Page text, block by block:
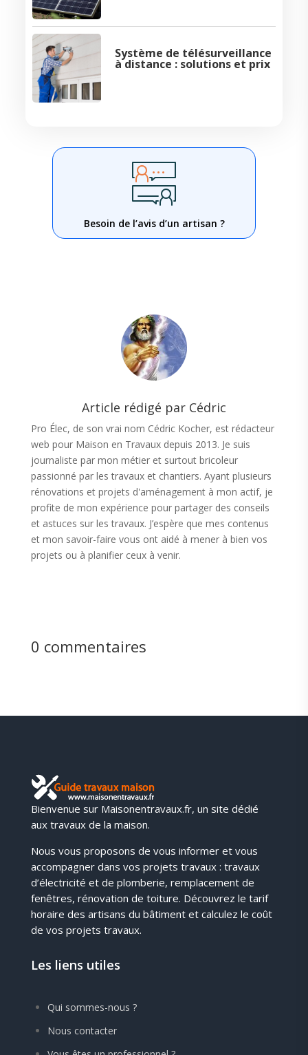
Système de télésurveillance
à distance : solutions et prix
Besoin de l’avis d’un artisan ?
Article rédigé par Cédric
Pro Élec, de son vrai nom Cédric Kocher, est rédacteur
web pour Maison en Travaux depuis 2013. Je suis
journaliste par mon métier et surtout bricoleur
passionné par les travaux et chantiers. Ayant plusieurs
rénovations et projets d'aménagement à mon actif, je
profite de mon expérience pour partager des conseils
et astuces sur les travaux. J’espère que mes contenus
et mon savoir-faire vous ont aidé à mener à bien vos
projets ou à planifier ceux à venir.
0 commentaires
Bienvenue sur Maisonentravaux.fr, un site dédié
aux travaux de la maison.
Nous vous proposons de vous informer et vous
accompagner dans vos projets travaux : travaux
d’électricité et de plomberie, remplacement de
fenêtres, rénovation de toiture. Découvrez le tarif
horaire des artisans du bâtiment et calculez le coût
de vos projets travaux.
Les liens utiles
Qui sommes-nous ?
Nous contacter